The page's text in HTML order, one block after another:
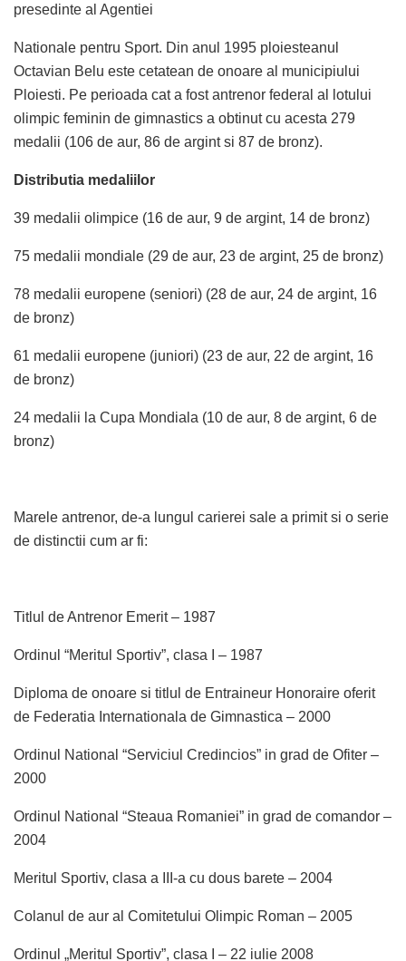
presedinte al Agentiei
Nationale pentru Sport. Din anul 1995 ploiesteanul
Octavian Belu este cetatean de onoare al municipiului
Ploiesti. Pe perioada cat a fost antrenor federal al lotului
olimpic feminin de gimnastics a obtinut cu acesta 279
medalii (106 de aur, 86 de argint si 87 de bronz).
Distributia medaliilor
39 medalii olimpice (16 de aur, 9 de argint, 14 de bronz)
75 medalii mondiale (29 de aur, 23 de argint, 25 de bronz)
78 medalii europene (seniori) (28 de aur, 24 de argint, 16
de bronz)
61 medalii europene (juniori) (23 de aur, 22 de argint, 16
de bronz)
24 medalii la Cupa Mondiala (10 de aur, 8 de argint, 6 de
bronz)
Marele antrenor, de-a lungul carierei sale a primit si o serie
de distinctii cum ar fi:
Titlul de Antrenor Emerit – 1987
Ordinul “Meritul Sportiv”, clasa I – 1987
Diploma de onoare si titlul de Entraineur Honoraire oferit
de Federatia Internationala de Gimnastica – 2000
Ordinul National “Serviciul Credincios” in grad de Ofiter –
2000
Ordinul National “Steaua Romaniei” in grad de comandor –
2004
Meritul Sportiv, clasa a III-a cu dous barete – 2004
Colanul de aur al Comitetului Olimpic Roman – 2005
Ordinul „Meritul Sportiv”, clasa I – 22 iulie 2008